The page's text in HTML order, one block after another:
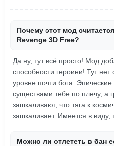
Почему этот мод
Revenge 3D Free?
Да ну, тут всё просто! Мод
способности героини! Тут
уровне почти бога.
существами тебе по плечу, а
зашкаливают, что тяга к
зашкаливает. Имеется в
Можно ли отлететь в бан